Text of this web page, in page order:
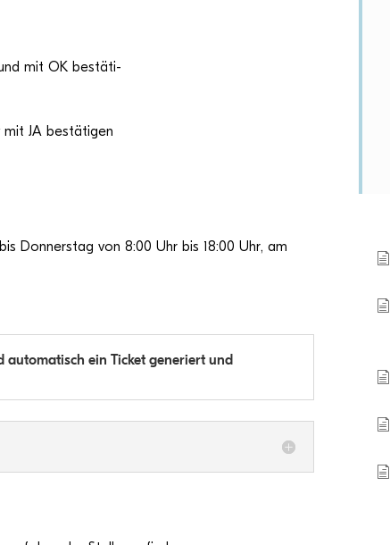
mit OK bestä­ti­
mit JA bestätigen
Don­ners­tag von 8:00 Uhr bis 18:00 Uhr, am
ein Ticket gene­riert und